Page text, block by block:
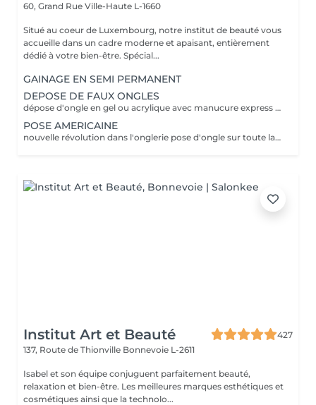
60, Grand Rue Ville-Haute L-1660
Situé au coeur de Luxembourg, notre institut de beauté vous
accueille dans un cadre moderne et apaisant, entièrement
dédié à votre bien-être. Spécial...
GAINAGE EN SEMI PERMANENT
DEPOSE DE FAUX ONGLES
dépose d'ongle en gel ou acrylique avec manucure express application d'un fortifiant pour l'ongle
POSE AMERICAINE
nouvelle révolution dans l'onglerie pose d'ongle sur toute la surface de l'ongle sans abimer les vôtres
Institut Art et Beauté
427
137, Route de Thionville Bonnevoie L-2611
Isabel et son équipe conjuguent parfaitement beauté,
relaxation et bien-être. Les meilleures marques esthétiques et
cosmétiques ainsi que la technolo...